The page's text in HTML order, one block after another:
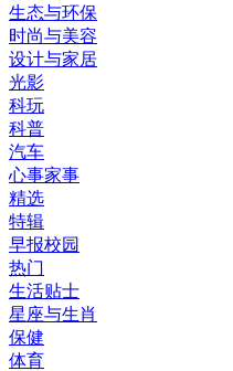
生态与环保
时尚与美容
设计与家居
光影
科玩
科普
汽车
心事家事
精选
特辑
早报校园
热门
生活贴士
星座与生肖
保健
体育